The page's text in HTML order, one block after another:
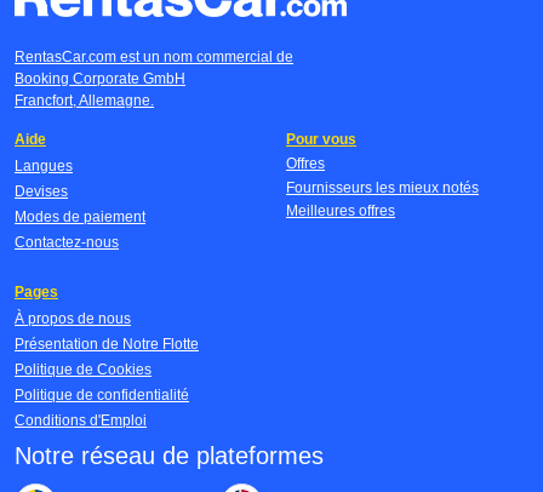
RentasCar.com est un nom commercial de
Booking Corporate GmbH
Francfort, Allemagne.
Aide
Langues
Devises
Modes de paiement
Contactez-nous
Pour vous
Offres
Fournisseurs les mieux notés
Meilleures offres
Pages
À propos de nous
Présentation de Notre Flotte
Politique de Cookies
Politique de confidentialité
Conditions d'Emploi
Notre réseau de plateformes